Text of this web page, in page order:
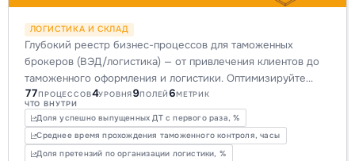
ЛОГИСТИКА И СКЛАД
Глубокий реестр бизнес-процессов для таможенных
брокеров (ВЭД/логистика) — от привлечения клиентов до
таможенного оформления и логистики. Оптимизируйте
операции, повысьте точность классификации и сократите
сроки с Storm BPMN.
77ПРОЦЕССОВ4УРОВНЯ9ПОЛЕЙ6МЕТРИК
ЧТО ВНУТРИ
Доля успешно выпущенных ДТ с первого раза, %
Среднее время прохождения таможенного контроля, часы
Доля претензий по организации логистики, %